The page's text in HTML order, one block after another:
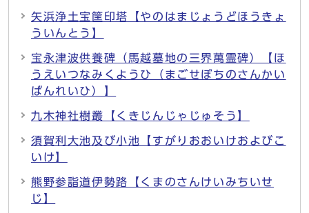
矢浜浄土宝筐印塔【やのはまじょうどほうきょ
ういんとう】
宝永津波供養碑（馬越墓地の三界萬霊碑）【ほ
うえいつなみくようひ（まごせぼちのさんかい
ばんれいひ）】
九木神社樹叢【くきじんじゃじゅそう】
須賀利大池及び小池【すがりおおいけおよびこ
いけ】
熊野参詣道伊勢路【くまのさんけいみちいせ
じ】